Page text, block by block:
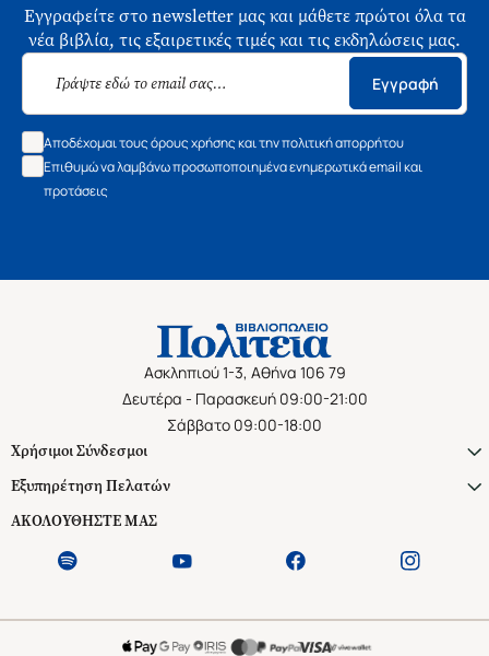
Εγγραφείτε στο newsletter μας και μάθετε πρώτοι όλα τα
νέα βιβλία, τις εξαιρετικές τιμές και τις εκδηλώσεις μας.
Εγγραφή
Αποδέχομαι τους όρους χρήσης και την πολιτική απορρήτου
Επιθυμώ να λαμβάνω προσωποποιημένα ενημερωτικά email και
προτάσεις
Ασκληπιού 1-3, Αθήνα 106 79
Δευτέρα - Παρασκευή 09:00-21:00
Σάββατο 09:00-18:00
Χρήσιμοι Σύνδεσμοι
Εξυπηρέτηση Πελατών
ΑΚΟΛΟΥΘΗΣΤΕ ΜΑΣ